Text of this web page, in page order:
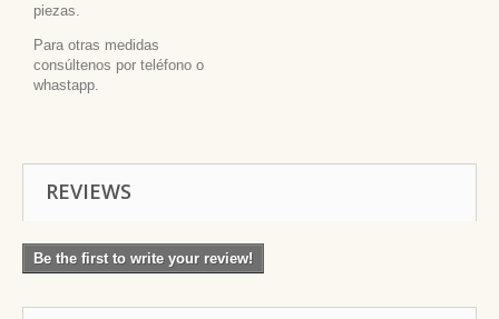
piezas.
Para otras medidas
consúltenos por teléfono o
whastapp.
REVIEWS
Be the first to write your review!